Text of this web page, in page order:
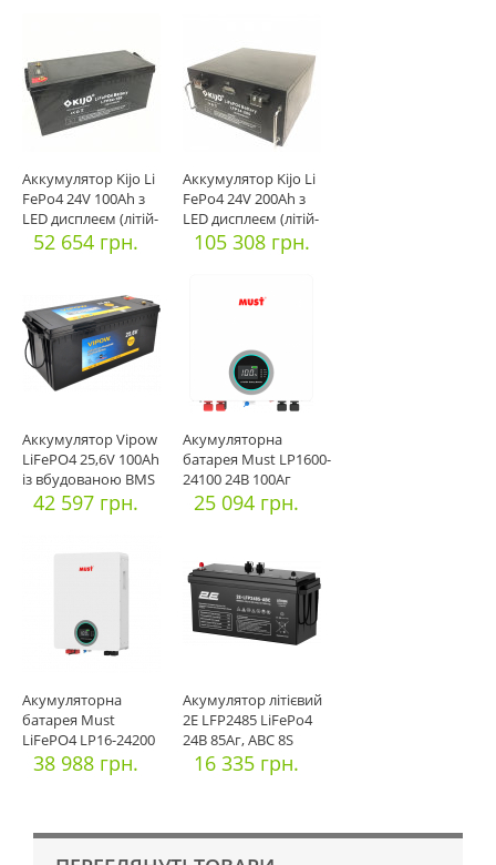
Аккумулятор Kijo Li
FePo4 24V 100Ah з
LED дисплеєм (літій-
за52 654 грн.
Аккумулятор Kijo Li
FePo4 24V 200Ah з
LED дисплеєм (літій-
за105 308 грн.
Аккумулятор Vipow
LiFePO4 25,6V 100Ah
із вбудованою ВМS
плат
42 597 грн.
Акумуляторна
батарея Must LP1600-
24100 24В 100Аг
LiFePO4
25 094 грн.
Акумуляторна
батарея Must
LiFePO4 LP16-24200
25.6V 200Ah, 5,
38 988 грн.
Акумулятор літієвий
2E LFP2485 LiFePo4
24В 85Aг, ABC 8S
16 335 грн.